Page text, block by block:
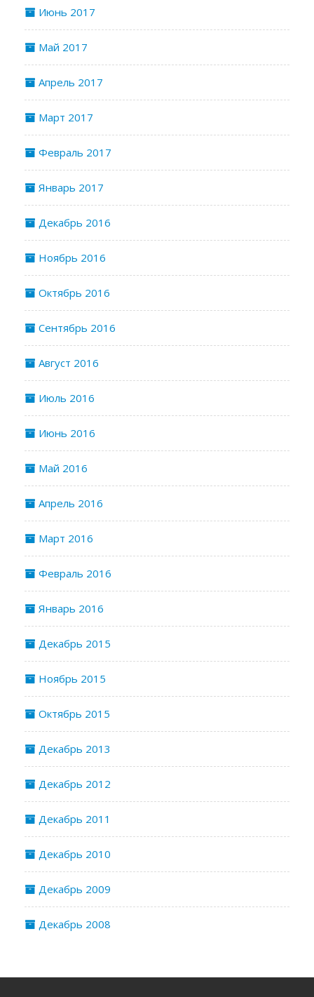
Июнь 2017
Май 2017
Апрель 2017
Март 2017
Февраль 2017
Январь 2017
Декабрь 2016
Ноябрь 2016
Октябрь 2016
Сентябрь 2016
Август 2016
Июль 2016
Июнь 2016
Май 2016
Апрель 2016
Март 2016
Февраль 2016
Январь 2016
Декабрь 2015
Ноябрь 2015
Октябрь 2015
Декабрь 2013
Декабрь 2012
Декабрь 2011
Декабрь 2010
Декабрь 2009
Декабрь 2008